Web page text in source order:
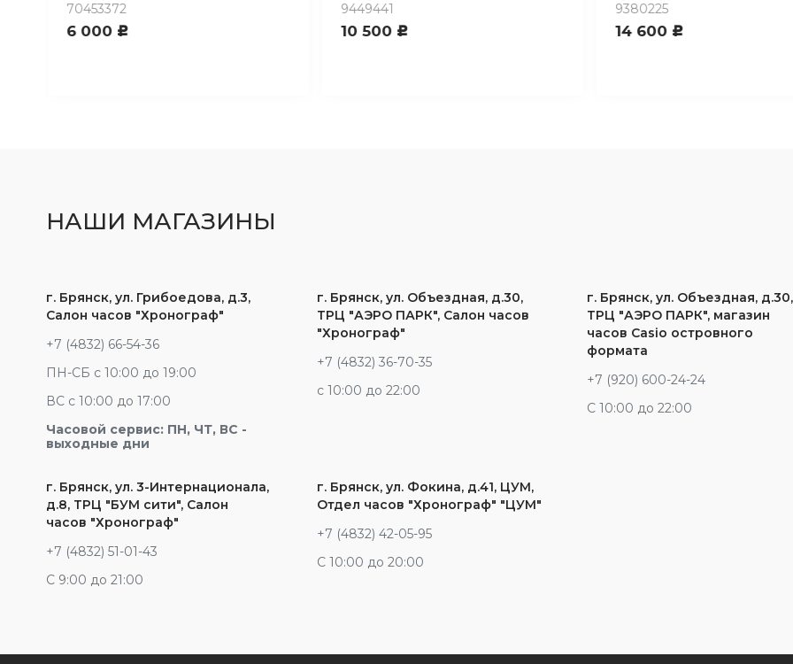
9449441
10 500c
9380225
14 600c
70150232
17 300c
НАШИ МАГАЗИНЫ
г. Брянск, ул. Грибоедова, д.3,
Салон часов "Хронограф"
+7 (4832) 66-54-36
ПН-СБ с 10:00 до 19:00
ВС с 10:00 до 17:00
Часовой сервис: ПН, ЧТ, ВС -
выходные дни
г. Брянск, ул. Объездная, д.30,
ТРЦ "АЭРО ПАРК", Салон часов
"Хронограф"
+7 (4832) 36-70-35
c 10:00 до 22:00
г. Брянск, ул. Объездная, д.30,
ТРЦ "АЭРО ПАРК", магазин
часов Casio островного
формата
+7 (920) 600-24-24
С 10:00 до 22:00
г. Брянск, ул. 3-Интернационала,
д.8, ТРЦ "БУМ сити", Салон
часов "Хронограф"
+7 (4832) 51-01-43
С 9:00 до 21:00
г. Брянск, ул. Фокина, д.41, ЦУМ,
Отдел часов "Хронограф" "ЦУМ"
+7 (4832) 42-05-95
С 10:00 до 20:00